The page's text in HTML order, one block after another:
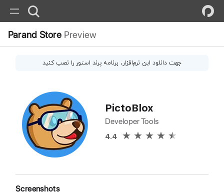
Parand Store Preview
جهت دانلود این نرم‌افزار، برنامه پرند استور را نصب کنید
PictoBlox
Developer Tools
4.4
Screenshots